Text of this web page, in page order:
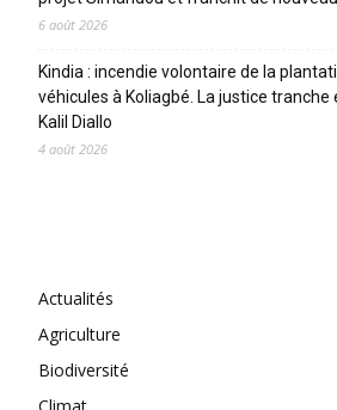
6 août 2026
Kindia : incendie volontaire de la
véhicules à Koliagbé. La justice tranche
Kalil Diallo
4 août 2026
Actualités
Agriculture
Biodiversité
Climat